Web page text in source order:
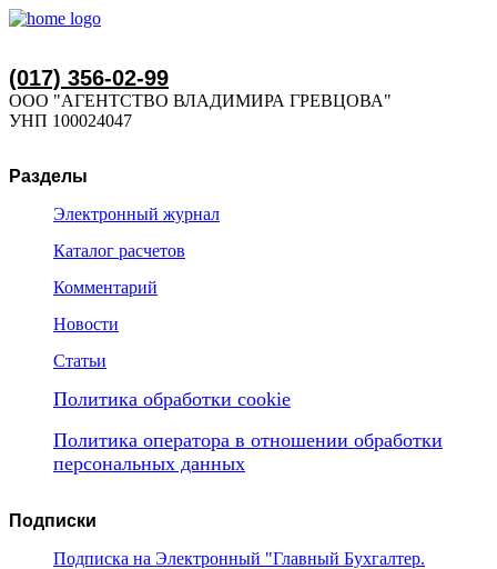
(017) 356-02-99
ООО "АГЕНТСТВО ВЛАДИМИРА ГРЕВЦОВА"
УНП 100024047
Разделы
Электронный журнал
Каталог расчетов
Комментарий
Новости
Статьи
Политика обработки cookie
Политика оператора в отношении обработки
персональных данных
Подписки
Подписка на Электронный "Главный Бухгалтер.